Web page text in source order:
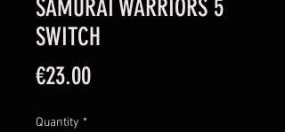
SAMURAI WARRIORS 5
SWITCH
€23.00Price
Quantity *